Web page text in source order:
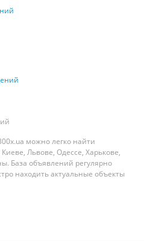
можно легко найти
Львове, Одессе, Харькове,
База объявлений регулярно
находить актуальные объекты